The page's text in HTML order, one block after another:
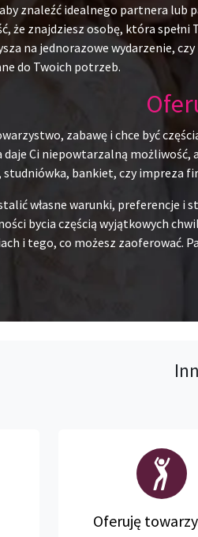
znaleźć idealnego partnera
że znajdziesz osobę, która
na jednorazowe wydarzenie,
do Twoich potrzeb.
zabawę i chce być
Ci niepowtarzalną możliwość,
bankiet, czy impreza
własne warunki, preferencje i
bycia częścią wyjątkowych
i tego, co możesz zaoferować.
Oferuję